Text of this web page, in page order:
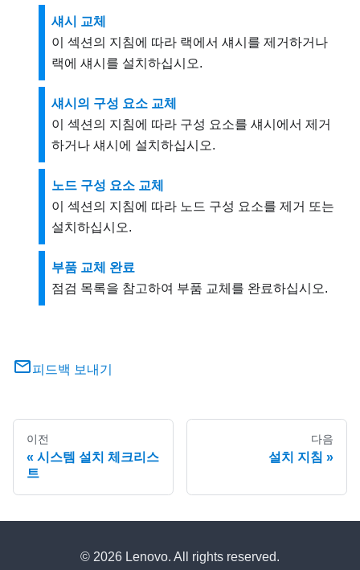
섀시 교체
이 섹션의 지침에 따라 랙에서 섀시를 제거하거나
랙에 섀시를 설치하십시오.
섀시의 구성 요소 교체
이 섹션의 지침에 따라 구성 요소를 섀시에서 제거
하거나 섀시에 설치하십시오.
노드 구성 요소 교체
이 섹션의 지침에 따라 노드 구성 요소를 제거 또는
설치하십시오.
부품 교체 완료
점검 목록을 참고하여 부품 교체를 완료하십시오.
피드백 보내기
이전
시스템 설치 체크리스
트
다음
설치 지침
© 2026 Lenovo. All rights reserved.